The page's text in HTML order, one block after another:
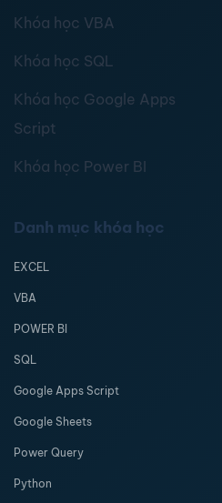
Khóa học VBA
Khóa học SQL
Khóa học Google Apps
Script
Khóa học Power BI
Danh mục khóa học
EXCEL
VBA
POWER BI
SQL
Google Apps Script
Google Sheets
Power Query
Python